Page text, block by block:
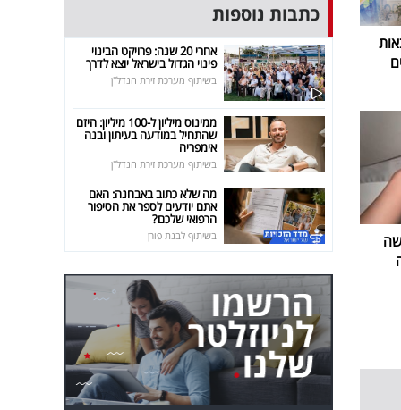
כתבות נוספות
אחרי 20 שנה: פרויקט הבינוי
פינוי הגדול בישראל יוצא לדרך
בשיתוף מערכת זירת הנדל"ן
ממינוס מיליון ל-100 מיליון: היזם
שהתחיל במודעה בעיתון ובנה
אימפריה
בשיתוף מערכת זירת הנדל"ן
מה שלא כתוב באבחנה: האם
אתם יודעים לספר את הסיפור
הרפואי שלכם?
בשיתוף לבנת פורן